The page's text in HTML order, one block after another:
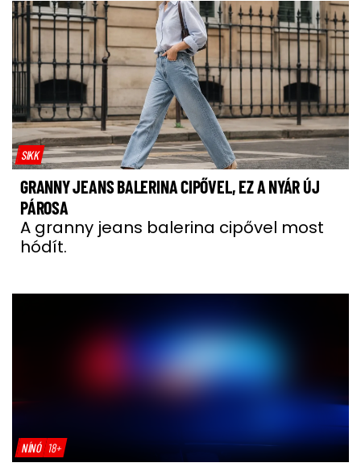
SIKK
GRANNY JEANS BALERINA CIPŐVEL, EZ A NYÁR ÚJ
PÁROSA
A granny jeans balerina cipővel most
hódít.
NÍNÓ 18+